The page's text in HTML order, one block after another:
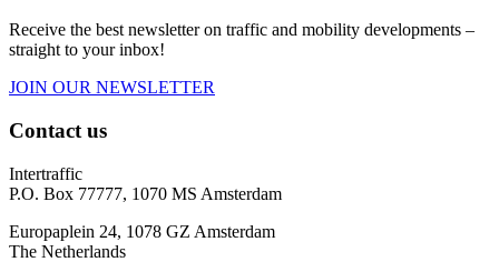
Receive the best newsletter on traffic and mobility developments –
straight to your inbox!
JOIN OUR NEWSLETTER
Contact us
Intertraffic
P.O. Box 77777, 1070 MS Amsterdam
Europaplein 24, 1078 GZ Amsterdam
The Netherlands